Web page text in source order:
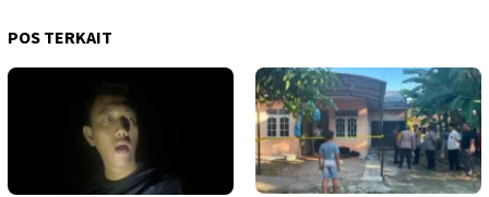
POS TERKAIT